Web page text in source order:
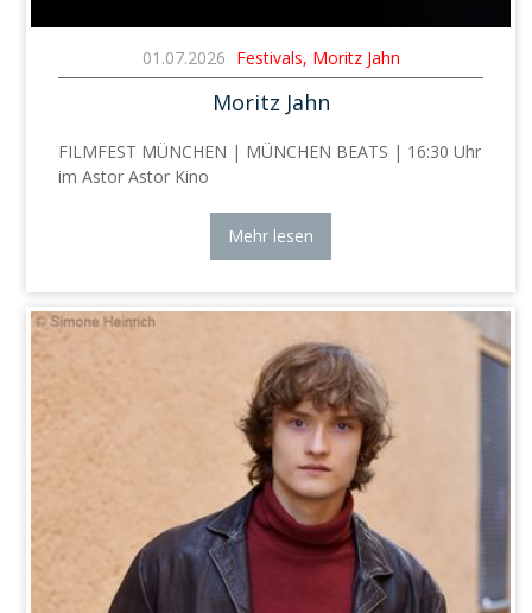
01.07.2026 Festivals, Moritz Jahn
Moritz Jahn
FILMFEST MÜNCHEN | MÜNCHEN BEATS | 16:30 Uhr
im Astor Astor Kino
Mehr lesen